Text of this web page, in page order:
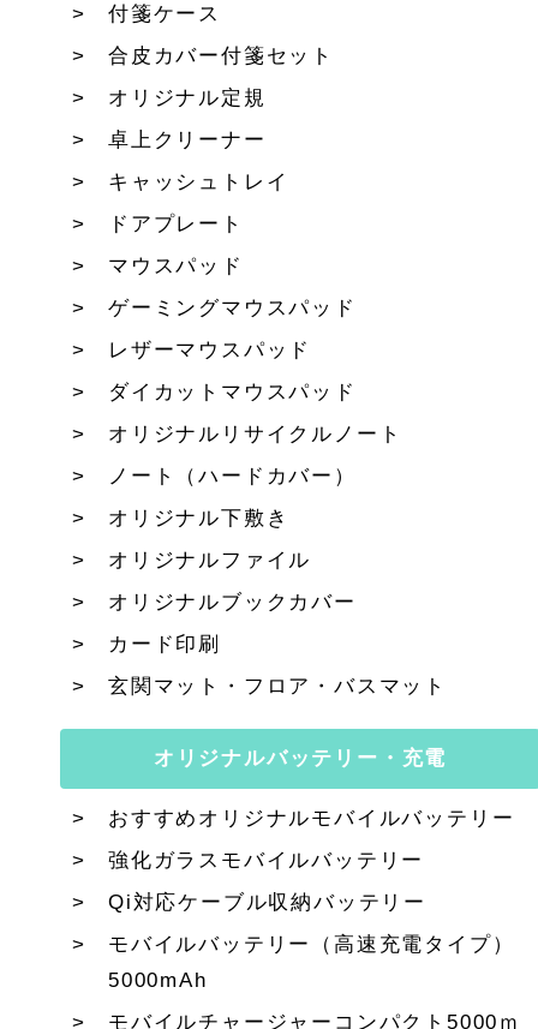
付箋ケース
合皮カバー付箋セット
オリジナル定規
卓上クリーナー
キャッシュトレイ
ドアプレート
マウスパッド
ゲーミングマウスパッド
レザーマウスパッド
ダイカットマウスパッド
オリジナルリサイクルノート
ノート（ハードカバー）
オリジナル下敷き
オリジナルファイル
オリジナルブックカバー
カード印刷
玄関マット・フロア・バスマット
オリジナルバッテリー・充電
おすすめオリジナルモバイルバッテリー
強化ガラスモバイルバッテリー
Qi対応ケーブル収納バッテリー
モバイルバッテリー（高速充電タイプ）
5000mAh
モバイルチャージャーコンパクト5000ｍ